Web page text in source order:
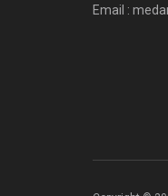
Email :